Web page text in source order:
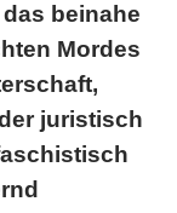
beinahe
Mordes
juristisch